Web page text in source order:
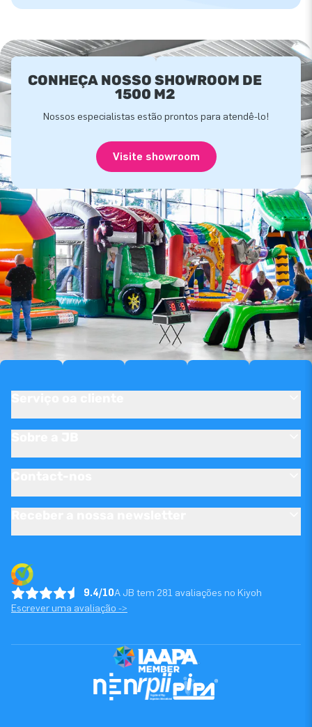
CONHEÇA NOSSO SHOWROOM DE
1500 M2
Nossos especialistas estão prontos para atendê-lo!
Visite showroom
9.4/10A JB tem 281 avaliações no Kiyoh
Escrever uma avaliação ->